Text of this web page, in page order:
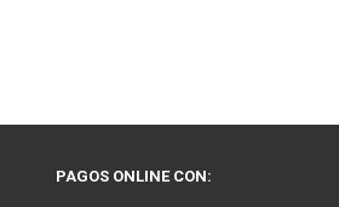
PAGOS ONLINE CON: